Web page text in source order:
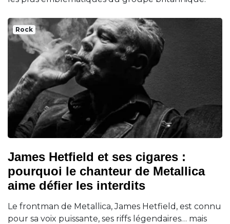
Rock
James Hetfield et ses cigares :
pourquoi le chanteur de Metallica
aime défier les interdits
Le frontman de Metallica, James Hetfield, est connu
pour sa voix puissante, ses riffs légendaires… mais